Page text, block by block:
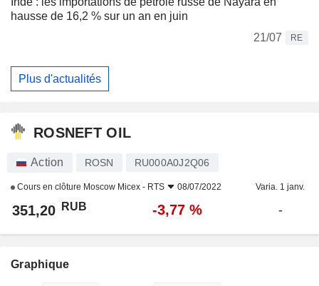
hausse de 16,2 % sur un an en juin
21/07
RE
Plus d'actualités
ROSNEFT OIL
Action ROSN RU000A0J2Q06
Cours en clôture Moscow Micex - RTS 08/07/2022 Varia. 1 janv.
351,20 RUB -3,77 % -
Graphique